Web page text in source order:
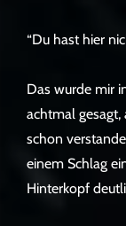
“Du hast hier
Das wurde mir
achtmal
schon
einem Schlag
Hinterkopf